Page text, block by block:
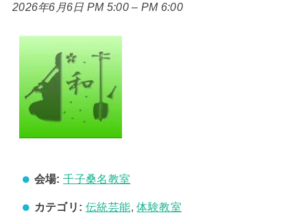
2026年6月6日 PM 5:00 – PM 6:00
会場: 千子桑名教室
カテゴリ: 伝統芸能,体験教室